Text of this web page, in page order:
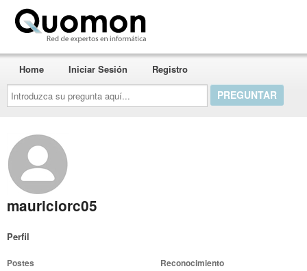
Introduzca
su
pregunta
aquí...
Home Iniciar Sesión Registro
mauriciorc05
Perfil
Postes Reconocimiento